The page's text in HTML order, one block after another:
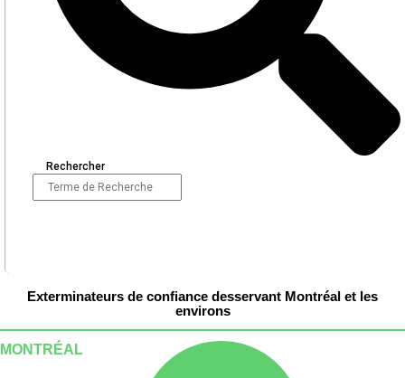
Rechercher
Exterminateurs de confiance desservant Montréal et les
environs
MONTRÉAL